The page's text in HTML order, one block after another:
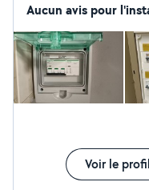
encombrant. Recyclage. Montage meuble en kit,
Aucun avis pour
Voir le profil